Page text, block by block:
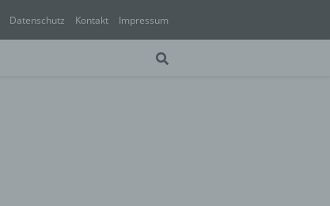
Datenschutz Kontakt Impressum